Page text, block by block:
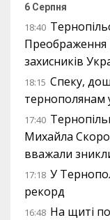
6 Серпня
18:40
Преображення
захисників
18:15 Спеку,
тернополянам
17:40
Михайла
вважали
17:18 У
рекорд
16:48 На щиті